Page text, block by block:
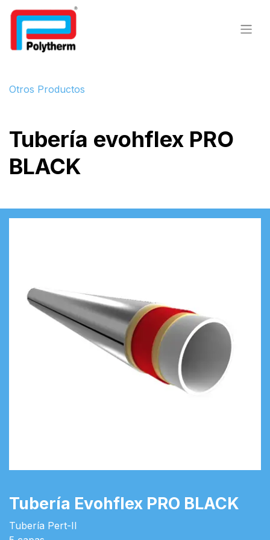
Otros Productos
Tubería evohflex PRO
BLACK
Tubería Evohflex PRO BLACK
Tubería Pert-II